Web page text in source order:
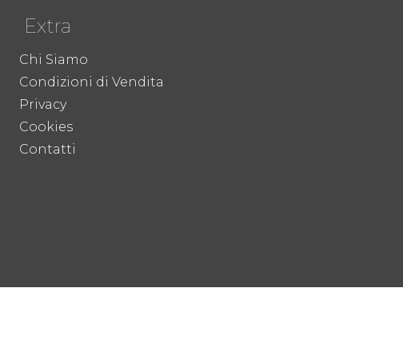
Extra
Chi Siamo
Condizioni di Vendita
Privacy
Cookies
Contatti